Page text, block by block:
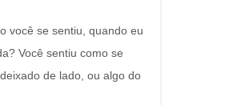
você se sentiu, quando eu
Você sentiu como se
de lado, ou algo do